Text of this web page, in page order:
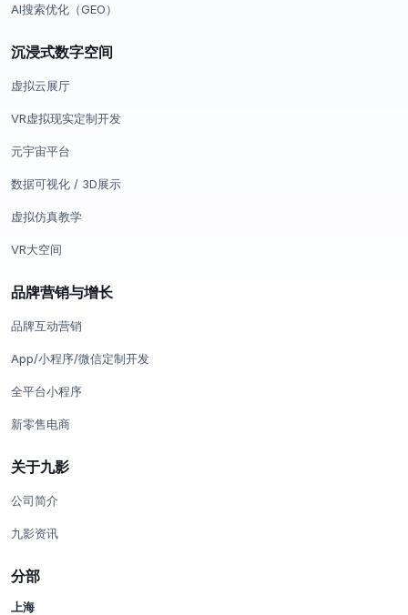
AI搜索优化（GEO）
沉浸式数字空间
虚拟云展厅
VR虚拟现实定制开发
元宇宙平台
数据可视化 / 3D展示
虚拟仿真教学
VR大空间
品牌营销与增长
品牌互动营销
App/小程序/微信定制开发
全平台小程序
新零售电商
关于九影
公司简介
九影资讯
分部
上海